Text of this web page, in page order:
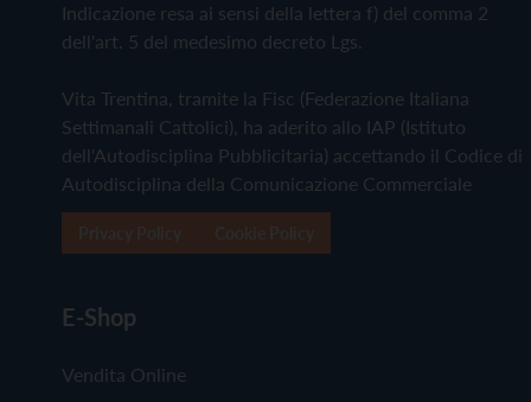
Indicazione resa ai sensi della lettera f) del comma 2
dell'art. 5 del medesimo decreto Lgs.
Vita Trentina, tramite la Fisc (Federazione Italiana
Settimanali Cattolici), ha aderito allo IAP (Istituto
dell'Autodisciplina Pubblicitaria) accettando il Codice di
Autodisciplina della Comunicazione Commerciale
E-Shop
Vendita Online